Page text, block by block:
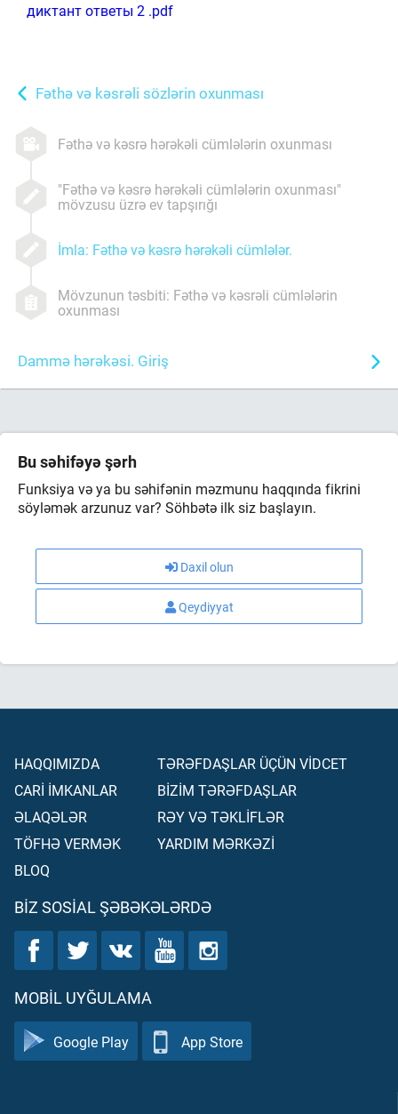
Fəthə və kəsrəli sözlərin oxunması
Fəthə və kəsrə hərəkəli cümlələrin oxunması
"Fəthə və kəsrə hərəkəli cümlələrin oxunması"
mövzusu üzrə ev tapşırığı
İmla: Fəthə və kəsrə hərəkəli cümlələr.
Mövzunun təsbiti: Fəthə və kəsrəli cümlələrin
oxunması
Dammə hərəkəsi. Giriş
диктант ответы 2 .pdf
Bu səhifəyə şərh
Funksiya və ya bu səhifənin məzmunu haqqında fikrini
söyləmək arzunuz var? Söhbətə ilk siz başlayın.
Daxil olun
Qeydiyyat
HAQQIMIZDA
CARİ İMKANLAR
ƏLAQƏLƏR
TÖFHƏ VERMƏK
BLOQ
TƏRƏFDAŞLAR ÜÇÜN VİDCET
BİZİM TƏRƏFDAŞLAR
RƏY VƏ TƏKLİFLƏR
YARDIM MƏRKƏZİ
BIZ SOSIAL ŞƏBƏKƏLƏRDƏ
MOBIL UYĞULAMA
Google Play App Store